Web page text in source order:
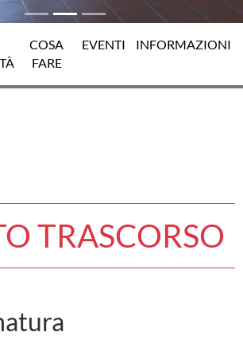
COSA
FARE
EVENTI INFORMAZIONI
TRASCORSO